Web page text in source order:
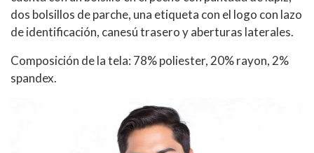
dos bolsillos de parche, una etiqueta con el logo con lazo
de identificación, canesú trasero y aberturas laterales.
Composición de la tela: 78% poliester, 20% rayon, 2%
spandex.